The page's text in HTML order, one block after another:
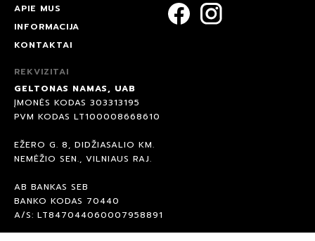
APIE MUS
INFORMACIJA
KONTAKTAI
REKVIZITAI
GELTONAS NAMAS, UAB
ĮMONĖS KODAS 303313195
PVM KODAS LT100008668610
EŽERO G. 8, DIDŽIASALIO KM.
NEMĖŽIO SEN., VILNIAUS RAJ.
AB BANKAS SEB
BANKO KODAS 70440
A/S: LT847044060007958891